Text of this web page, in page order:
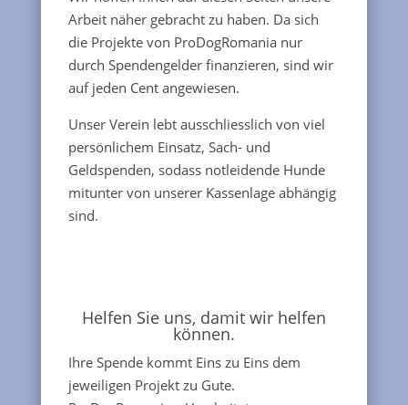
Arbeit näher gebracht zu haben. Da sich
die Projekte von ProDogRomania nur
durch Spendengelder finanzieren, sind wir
auf jeden Cent angewiesen.
Unser Verein lebt ausschliesslich von viel
persönlichem Einsatz, Sach- und
Geldspenden, sodass notleidende Hunde
mitunter von unserer Kassenlage abhängig
sind.
Helfen Sie uns, damit wir helfen
können.
Ihre Spende kommt Eins zu Eins dem
jeweiligen Projekt zu Gute.